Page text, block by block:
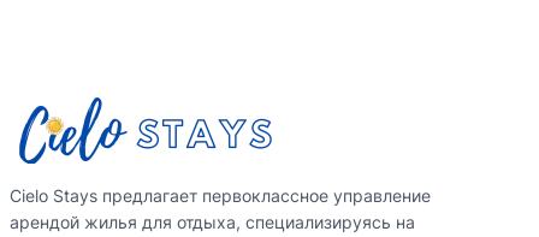
Cielo Stays предлагает первоклассное управление
арендой жилья для отдыха, специализируясь на